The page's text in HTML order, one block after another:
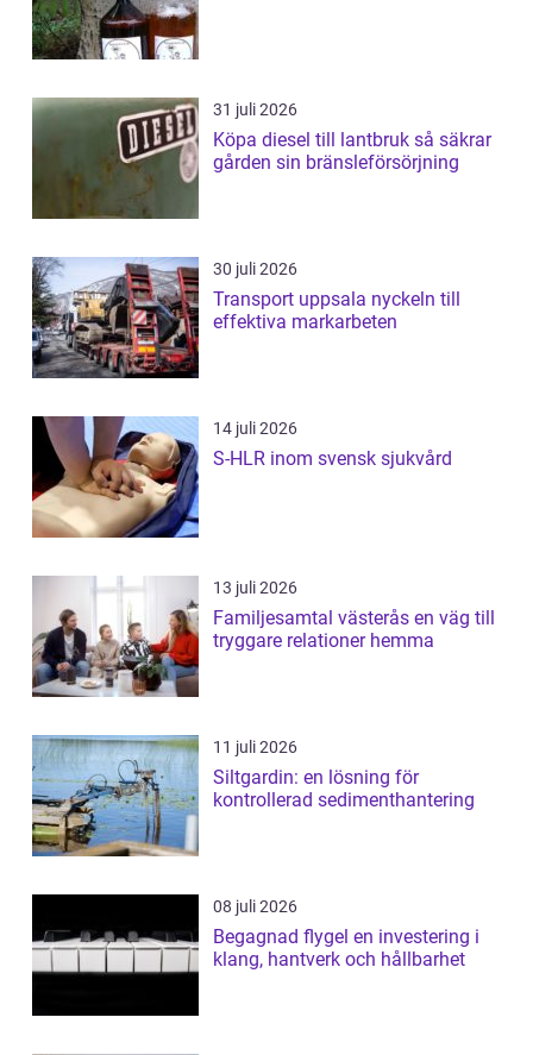
31 juli 2026
Köpa diesel till lantbruk så säkrar
gården sin bränsleförsörjning
30 juli 2026
Transport uppsala nyckeln till
effektiva markarbeten
14 juli 2026
S-HLR inom svensk sjukvård
13 juli 2026
Familjesamtal västerås en väg till
tryggare relationer hemma
11 juli 2026
Siltgardin: en lösning för
kontrollerad sedimenthantering
08 juli 2026
Begagnad flygel en investering i
klang, hantverk och hållbarhet